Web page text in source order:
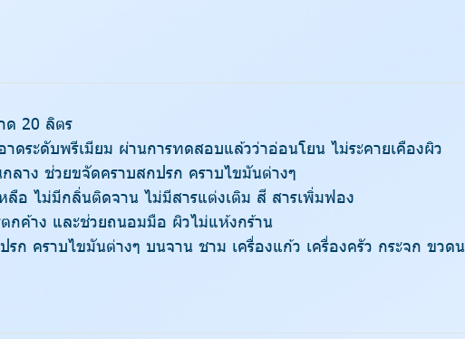
ด 20 ลิตร
ระดับพรีเมียม ผ่านการทดสอบแล้วว่าอ่อนโยน ไม่ระคายเคืองผิว
ลาง ช่วยขจัดคราบสกปรก คราบไขมันต่างๆ
ลือ ไม่มีกลิ่นติดจาน ไม่มีสารแต่งเติม สี สารเพิ่มฟอง
ตกค้าง และช่วยถนอมมือ ผิวไม่แห้งกร้าน
รก คราบไขมันต่างๆ บนจาน ชาม เครื่องแก้ว เครื่องครัว กระจก ขวด